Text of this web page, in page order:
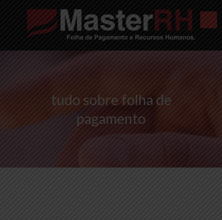
tudo sobre folha de
pagamento